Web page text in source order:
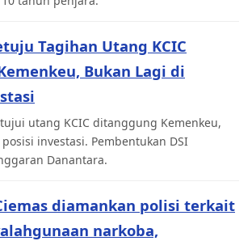
Tagihan Utang KCIC
Bukan Lagi di
utang KCIC ditanggung Kemenkeu,
investasi. Pembentukan DSI
Danantara.
diamankan polisi terkait
narkoba,